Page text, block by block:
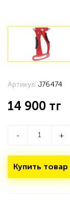
Артикул: J76474
14 900 тг
- +
Купить товар